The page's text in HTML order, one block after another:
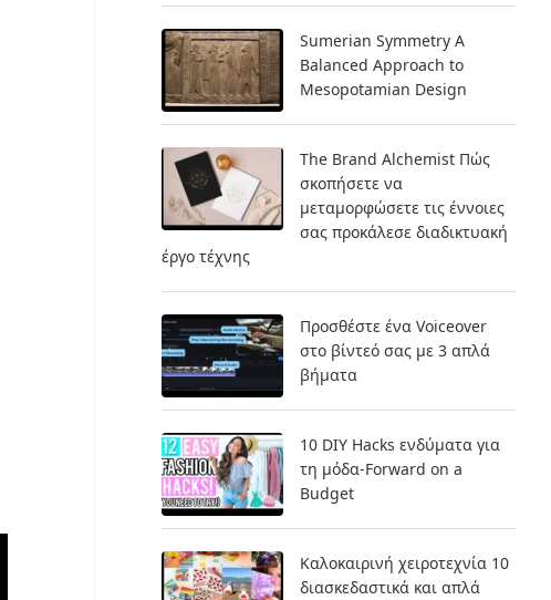
Sumerian Symmetry A
Balanced Approach to
Mesopotamian Design
The Brand Alchemist Πώς
σκοπήσετε να
μεταμορφώσετε τις έννοιες
σας προκάλεσε διαδικτυακή
έργο τέχνης
Προσθέστε ένα Voiceover
στο βίντεό σας με 3 απλά
βήματα
10 DIY Hacks ενδύματα για
τη μόδα-Forward on a
Budget
Καλοκαιρινή χειροτεχνία 10
διασκεδαστικά και απλά